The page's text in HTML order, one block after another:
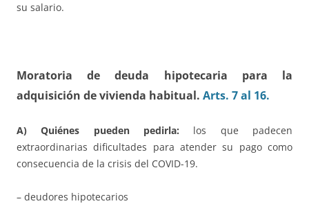
su salario.
Moratoria de deuda hipotecaria para la
adquisición de vivienda habitual. Arts. 7 al 16.
A) Quiénes pueden pedirla: los que padecen
extraordinarias dificultades para atender su pago como
consecuencia de la crisis del COVID-19.
– deudores hipotecarios